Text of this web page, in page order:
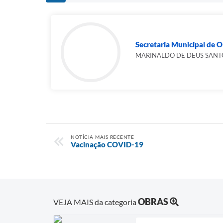
Secretaria Municipal de
MARINALDO DE DEUS
NOTÍCIA MAIS RECENTE
Vacinação COVID-19
VEJA MAIS da categoriaOBRAS